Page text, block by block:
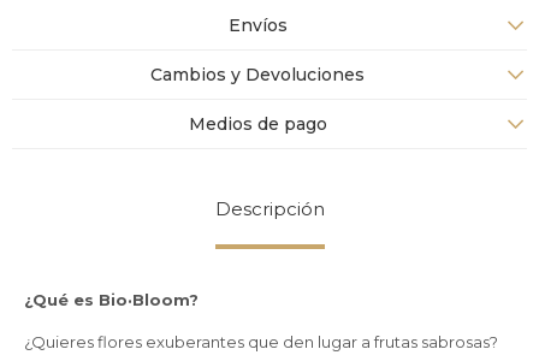
Envíos
Cambios y Devoluciones
Medios de pago
Descripción
¿Qué es Bio·Bloom?
¿Quieres flores exuberantes que den lugar a frutas sabrosas?